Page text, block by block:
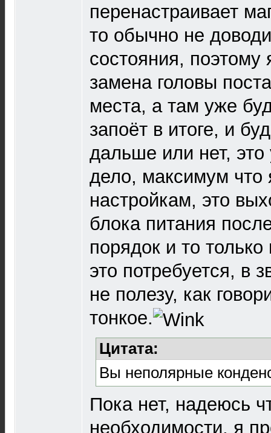
перенастраивает
то обычно не
состояния, поэтому
замена головы
места, а там уже
запоёт в итоге, и
дальше или нет,
дело, максимум что
настройкам, это
блока питания
порядок и то
это потребуется, в
не полезу, как
тонкое.
Цитата:
Вы неполярные
Пока нет, надеюсь
необходимости, я